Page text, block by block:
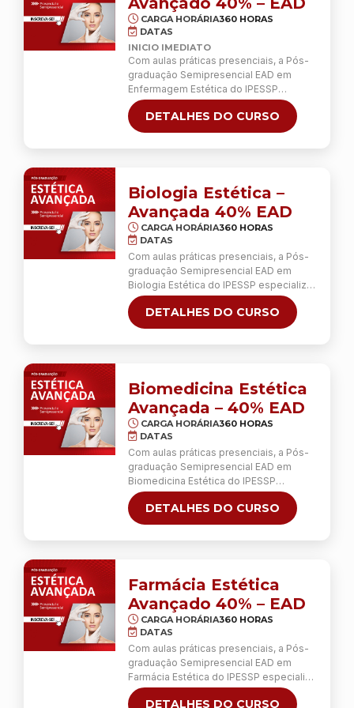
CARGA HORÁRIA360 HORAS
DATAS
INICIO IMEDIATO
Com aulas práticas presenciais, a Pós-
graduação Semipresencial EAD em
Enfermagem Estética do IPESSP
especializa o farmacêutico para a
realização de 13 procedimentos de
estética facial e corporal, avançados e
invasivos, com competência e
não está incluído o estágio de 60 horas
na Clínica Escola. As aulas práticas dos
…Continua
DETALHES DO CURSO
Biologia Estética –
Avançada 40% EAD
CARGA HORÁRIA360 HORAS
DATAS
Com aulas práticas presenciais, a Pós-
graduação Semipresencial EAD em
Biologia Estética do IPESSP especializa
o farmacêutico para a realização de 14
procedimentos de estética facial e
corporal, avançados e invasivos, com
competência e responsabilidade.
estágio de 60 horas na Clínica Escola.
Para melhor acompanhamento do …
Continua
DETALHES DO CURSO
Biomedicina Estética
Avançada – 40% EAD
CARGA HORÁRIA360 HORAS
DATAS
Com aulas práticas presenciais, a Pós-
graduação Semipresencial EAD em
Biomedicina Estética do IPESSP
especializa o biomédico para a
realização de 13 procedimentos de
estética facial e corporal, avançados e
invasivos, com competência e
não está incluído o estágio de 60 horas
na Clínica Escola. As aulas práticas dos
…Continua
DETALHES DO CURSO
Farmácia Estética
Avançado 40% – EAD
CARGA HORÁRIA360 HORAS
DATAS
Com aulas práticas presenciais, a Pós-
graduação Semipresencial EAD em
Farmácia Estética do IPESSP especializa
o farmacêutico para a realização de 13
procedimentos de estética facial e
DETALHES DO CURSO